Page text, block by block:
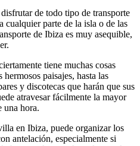
de todo tipo de transporte
cualquier parte de la isla o de las
de Ibiza es muy asequible,
tiene muchas cosas
hermosos paisajes, hasta las
y discotecas que harán que sus
atravesar fácilmente la mayor
una hora.
en Ibiza, puede organizar los
antelación, especialmente si